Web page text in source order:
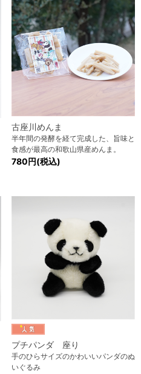
古座川めんま
半年間の発酵を経て完成した、旨味と
食感が最高の和歌山県産めんま。
780円(税込)
プチパンダ 座り
手のひらサイズのかわいいパンダのぬ
いぐるみ